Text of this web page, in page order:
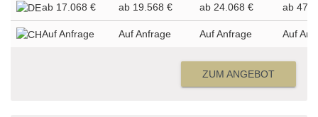
ab 17.068 € ab 19.568 € ab 24.068 € ab
Auf Anfrage Auf Anfrage Auf Anfrage Auf
ZUM ANGEBOT